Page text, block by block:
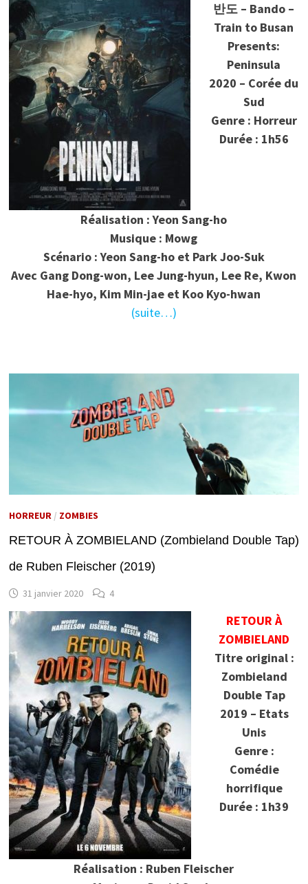
반도 – Bando –
Train to Busan
Presents:
Peninsula
2020 – Corée du
Sud
Genre : Horreur
Durée : 1h56
Réalisation : Yeon Sang-ho
Musique : Mowg
Scénario : Yeon Sang-ho et Park Joo-Suk
Avec Gang Dong-won, Lee Jung-hyun, Lee Re, Kwon
Hae-hyo, Kim Min-jae et Koo Kyo-hwan
(suite…)
HORREUR/ ZOMBIES
RETOUR À ZOMBIELAND (Zombieland Double Tap)
de Ruben Fleischer (2019)
31 janvier 2020 4
RETOUR À
ZOMBIELAND
Titre original :
Zombieland
Double Tap
2019 – Etats
Unis
Genre :
Comédie
horrifique
Durée : 1h39
Réalisation : Ruben Fleischer